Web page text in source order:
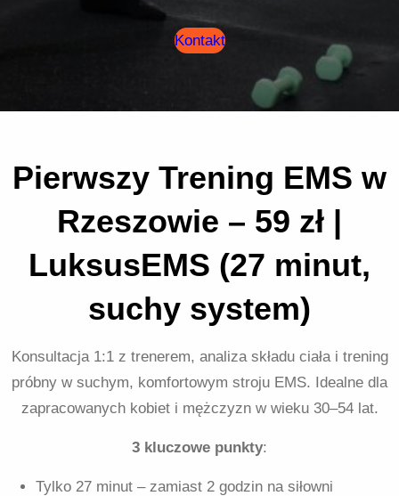
Kontakt
Pierwszy Trening EMS w
Rzeszowie – 59 zł |
LuksusEMS (27 minut,
suchy system)
Konsultacja 1:1 z trenerem, analiza składu ciała i trening
próbny w suchym, komfortowym stroju EMS. Idealne dla
zapracowanych kobiet i mężczyzn w wieku 30–54 lat.
3 kluczowe punkty:
Tylko 27 minut – zamiast 2 godzin na siłowni